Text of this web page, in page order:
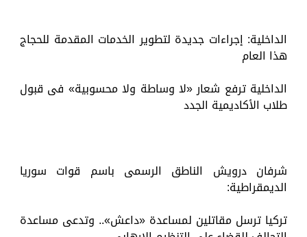
الداخلية: إجراءات جديدة لتطوير الخدمات المقدمة للحجاج
هذا العام
الداخلية ترفع شعار «لا وساطة ولا محسوبية» فى قبول
طلاب الأكاديمية الجدد
شرفان درويش الناطق الرسمى باسم قوات سوريا
الديمقراطية:
تركيا ترسل مقاتلين لمساعدة «داعش».. وتدعى مساعدة